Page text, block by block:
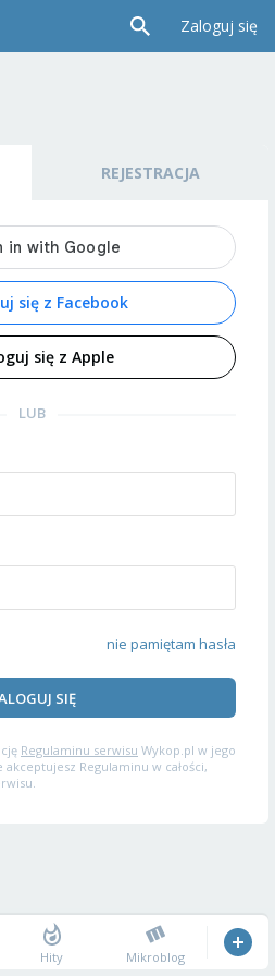
Zaloguj się
REJESTRACJA
się z Facebook
się z Apple
LUB
nie pamiętam hasła
SIĘ
Regulaminu serwisu Wykop.pl w jego
Regulaminu w całości,
Hity Mikroblog